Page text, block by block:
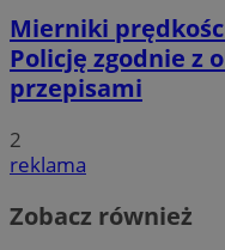
Mierniki
Policję zgodnie z
przepisami
2
reklama
Zobacz również